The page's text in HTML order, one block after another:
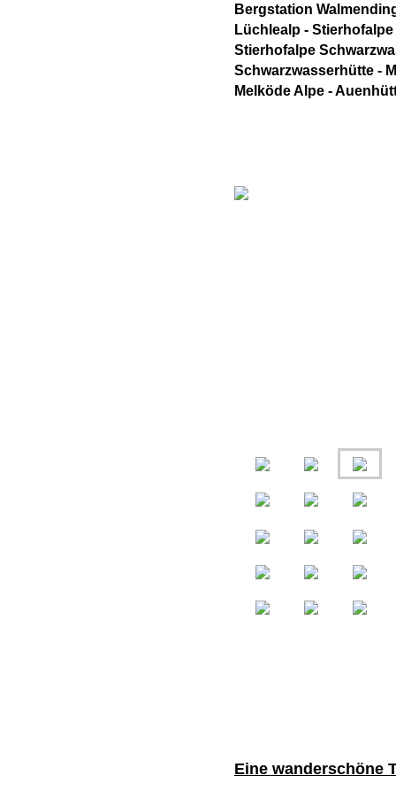
Bergstation
Lüchlealp - Stierhofalpe
Stierhofalpe
Schwarzwasserhütte -
Melköde Alpe -
Eine wanderschöne